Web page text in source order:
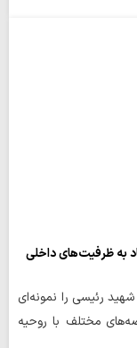
به ظرفیت‌های داخلی
رئیسی را نمونه‌ای
مختلف با روحیه